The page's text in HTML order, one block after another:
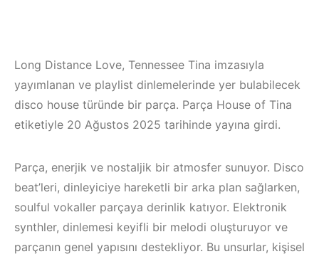
Long Distance Love, Tennessee Tina imzasıyla
yayımlanan ve playlist dinlemelerinde yer bulabilecek
disco house türünde bir parça. Parça House of Tina
etiketiyle 20 Ağustos 2025 tarihinde yayına girdi.
Parça, enerjik ve nostaljik bir atmosfer sunuyor. Disco
beat’leri, dinleyiciye hareketli bir arka plan sağlarken,
soulful vokaller parçaya derinlik katıyor. Elektronik
synthler, dinlemesi keyifli bir melodi oluşturuyor ve
parçanın genel yapısını destekliyor. Bu unsurlar, kişisel